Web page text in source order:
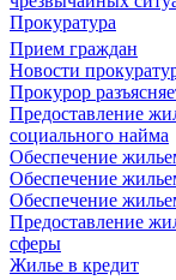
Прокуратура
Прием граждан
Новости
Прокурор
Предоставление
социального найма
Обеспечение
Обеспечение
Обеспечение
Предоставление
сферы
Жилье в кредит